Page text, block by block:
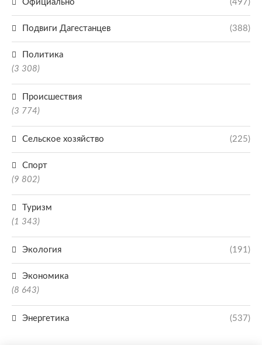
Официально (497)
Подвиги Дагестанцев (388)
Политика
(3 308)
Происшествия
(3 774)
Сельское хозяйство (225)
Спорт
(9 802)
Туризм
(1 343)
Экология (191)
Экономика
(8 643)
Энергетика (537)